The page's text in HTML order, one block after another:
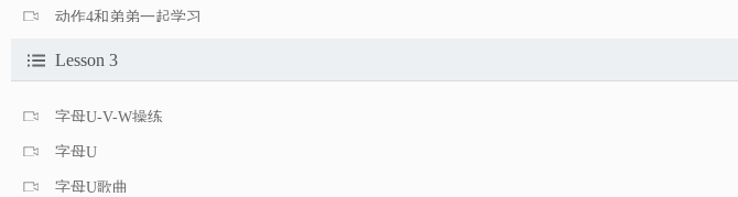
动作4和弟弟一起学习
Lesson 3
字母U-V-W操练
字母U
字母U歌曲